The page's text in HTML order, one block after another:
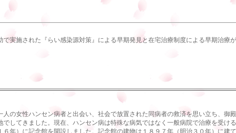
施された『らい感染源対策』による早期発見と在宅治療制度による早期治療
の女性ハンセン病者と出会い、社会で放置された同病者の救済を思い立ち、御
してきました。現在、ハンセン病は特殊な病気ではなく一般病院で治療を受け
年）に記念館を開設しました。記念館の建物は１８９７年（明治３０年）に建